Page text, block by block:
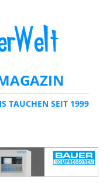
TAUCHEN SEIT 1999